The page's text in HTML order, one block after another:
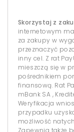
Skorzystaj z
internetowym
za zakupy w
przeznaczyć
inny cel. Z rat
mieszczą się w
pośrednikiem
finansową. Rat
mBank SA ,
Weryfikacja
przypadku
możliwość
Zapewnia także